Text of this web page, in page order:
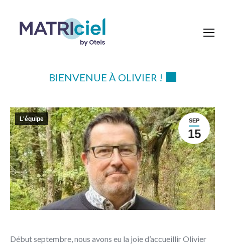
BIENVENUE À OLIVIER !
SEP
15
L'équipe
Début septembre, nous avons eu la joie d’accueillir Olivier